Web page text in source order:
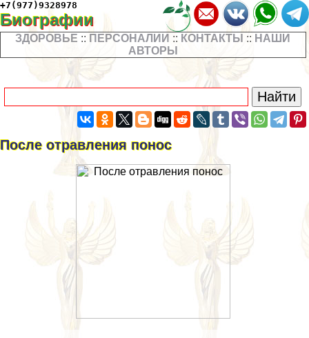
+7(977)9328978
Биографии
ЗДОРОВЬЕ :: ПЕРСОНАЛИИ :: КОНТАКТЫ :: НАШИ
АВТОРЫ
После отравления понос